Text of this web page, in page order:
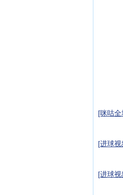
[咪咕
[进球
[进球